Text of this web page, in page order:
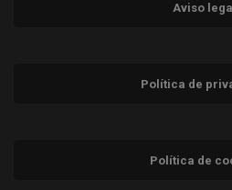
Aviso legal
Política de
Política de